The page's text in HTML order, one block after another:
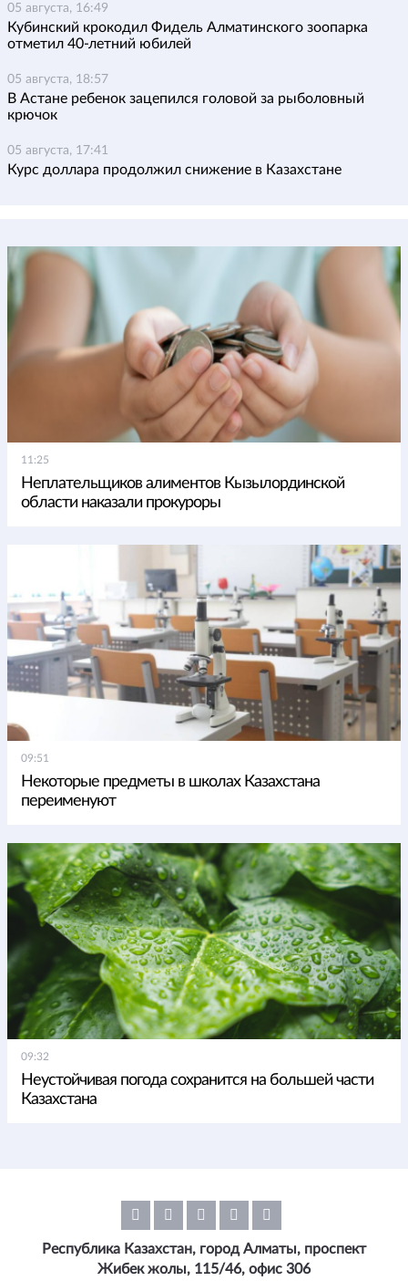
05 августа, 16:49
Кубинский крокодил Фидель Алматинского зоопарка
отметил 40-летний юбилей
05 августа, 18:57
В Астане ребенок зацепился головой за рыболовный
крючок
05 августа, 17:41
Курс доллара продолжил снижение в Казахстане
11:25
Неплательщиков алиментов Кызылординской
области наказали прокуроры
09:51
Некоторые предметы в школах Казахстана
переименуют
09:32
Неустойчивая погода сохранится на большей части
Казахстана
Республика Казахстан, город Алматы, проспект
Жибек жолы, 115/46, офис 306